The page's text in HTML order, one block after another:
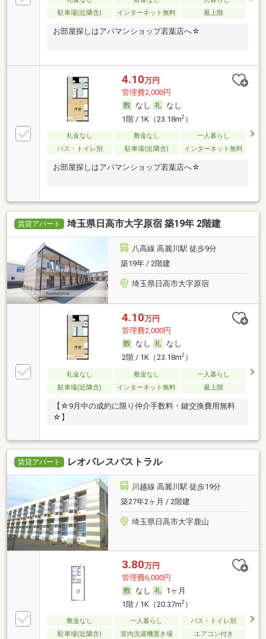
駐車場(近隣含)
インターネット無料 最上階
お部屋探しはアパマンショップ若葉店へ☆
4.10万円
管理費2,000円
なし
なし
1階 / 1K（23.18m2）
礼金なし 敷金なし
一人暮らし
バス・トイレ別
駐車場(近隣含) インターネット無料
お部屋探しはアパマンショップ若葉店へ☆
賃貸アパート 埼玉県日高市大字原宿 築19年 2階建
八高線 高麗川駅 徒歩9分
築19年 / 2階建
埼玉県日高市大字原宿
4.10万円
管理費2,000円
なし
なし
2階 / 1K（23.18m2）
礼金なし 敷金なし
一人暮らし
駐車場(近隣含)
インターネット無料 最上階
【☆9月中の成約に限り仲介手数料・鍵交換費用無料
☆】
賃貸アパート レオパレスパストラル
川越線 高麗川駅 徒歩19分
築27年2ヶ月 / 2階建
埼玉県日高市大字鹿山
3.80万円
管理費6,000円
なし
1ヶ月
1階 / 1K（20.37m2）
敷金なし 一人暮らし
バス・トイレ別
駐車場(近隣含)
室内洗濯機置き場 エアコン付き